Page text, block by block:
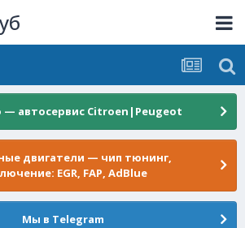
— автосервис Citroen|Peugeot
двигатели — чип тюнинг,
EGR, FAP, AdBlue
Мы в Telegram